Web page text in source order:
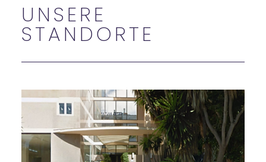
UNSERE
STANDORTE